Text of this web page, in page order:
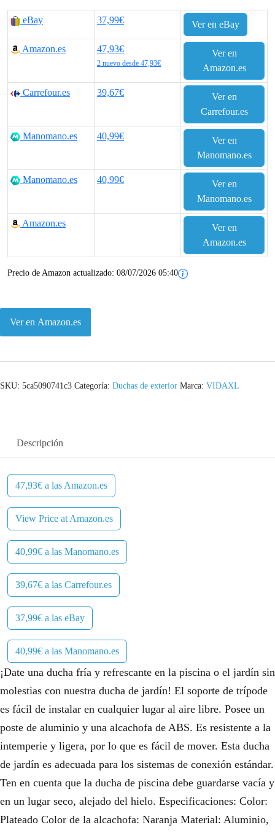
eBay 37,99€ Ver en eBay
Amazon.es 47,93€
2 nuevo desde 47,93€
Ver en
Amazon.es
Carrefour.es 39,67€
Ver en
Carrefour.es
Manomano.es 40,99€
Ver en
Manomano.es
Manomano.es 40,99€
Ver en
Manomano.es
Amazon.es
Ver en
Amazon.es
Precio de Amazon actualizado: 08/07/2026 05:40
Ver en Amazon.es
SKU: 5ca5090741c3 Categoría: Duchas de exterior Marca: VIDAXL
Descripción
47,93€ a las Amazon.es
View Price at Amazon.es
40,99€ a las Manomano.es
39,67€ a las Carrefour.es
37,99€ a las eBay
40,99€ a las Manomano.es
¡Date una ducha fría y refrescante en la piscina o el jardín sin
molestias con nuestra ducha de jardín! El soporte de trípode
es fácil de instalar en cualquier lugar al aire libre. Posee un
poste de aluminio y una alcachofa de ABS. Es resistente a la
intemperie y ligera, por lo que es fácil de mover. Esta ducha
de jardín es adecuada para los sistemas de conexión estándar.
Ten en cuenta que la ducha de piscina debe guardarse vacía y
en un lugar seco, alejado del hielo. Especificaciones: Color:
Plateado Color de la alcachofa: Naranja Material: Aluminio,